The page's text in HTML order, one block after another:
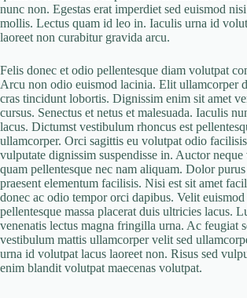
nunc non. Egestas erat imperdiet sed euismod
mollis. Lectus quam id leo in. Iaculis urna id
laoreet non curabitur gravida arcu.
Felis donec et odio pellentesque diam volutpat
Arcu non odio euismod lacinia. Elit ullamcorper
cras tincidunt lobortis. Dignissim enim sit amet
cursus. Senectus et netus et malesuada. Iaculis
lacus. Dictumst vestibulum rhoncus est
ullamcorper. Orci sagittis eu volutpat odio
vulputate dignissim suspendisse in. Auctor neque
quam pellentesque nec nam aliquam. Dolor
praesent elementum facilisis. Nisi est sit amet
donec ac odio tempor orci dapibus. Velit euismod
pellentesque massa placerat duis ultricies lacus.
venenatis lectus magna fringilla urna. Ac feugiat
vestibulum mattis ullamcorper velit sed
urna id volutpat lacus laoreet non. Risus sed
enim blandit volutpat maecenas volutpat.